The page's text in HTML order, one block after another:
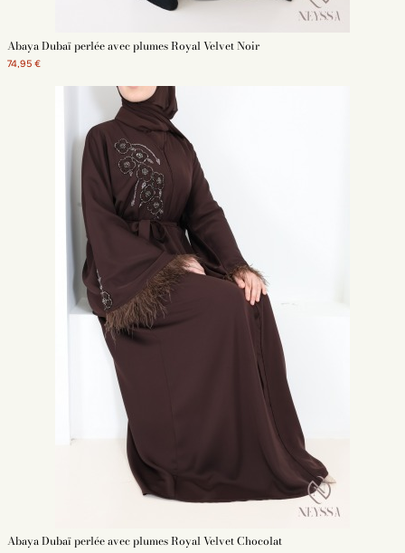
Abaya Dubaï perlée avec plumes Royal Velvet Noir
74,95 €
Abaya Dubaï perlée avec plumes Royal Velvet Chocolat